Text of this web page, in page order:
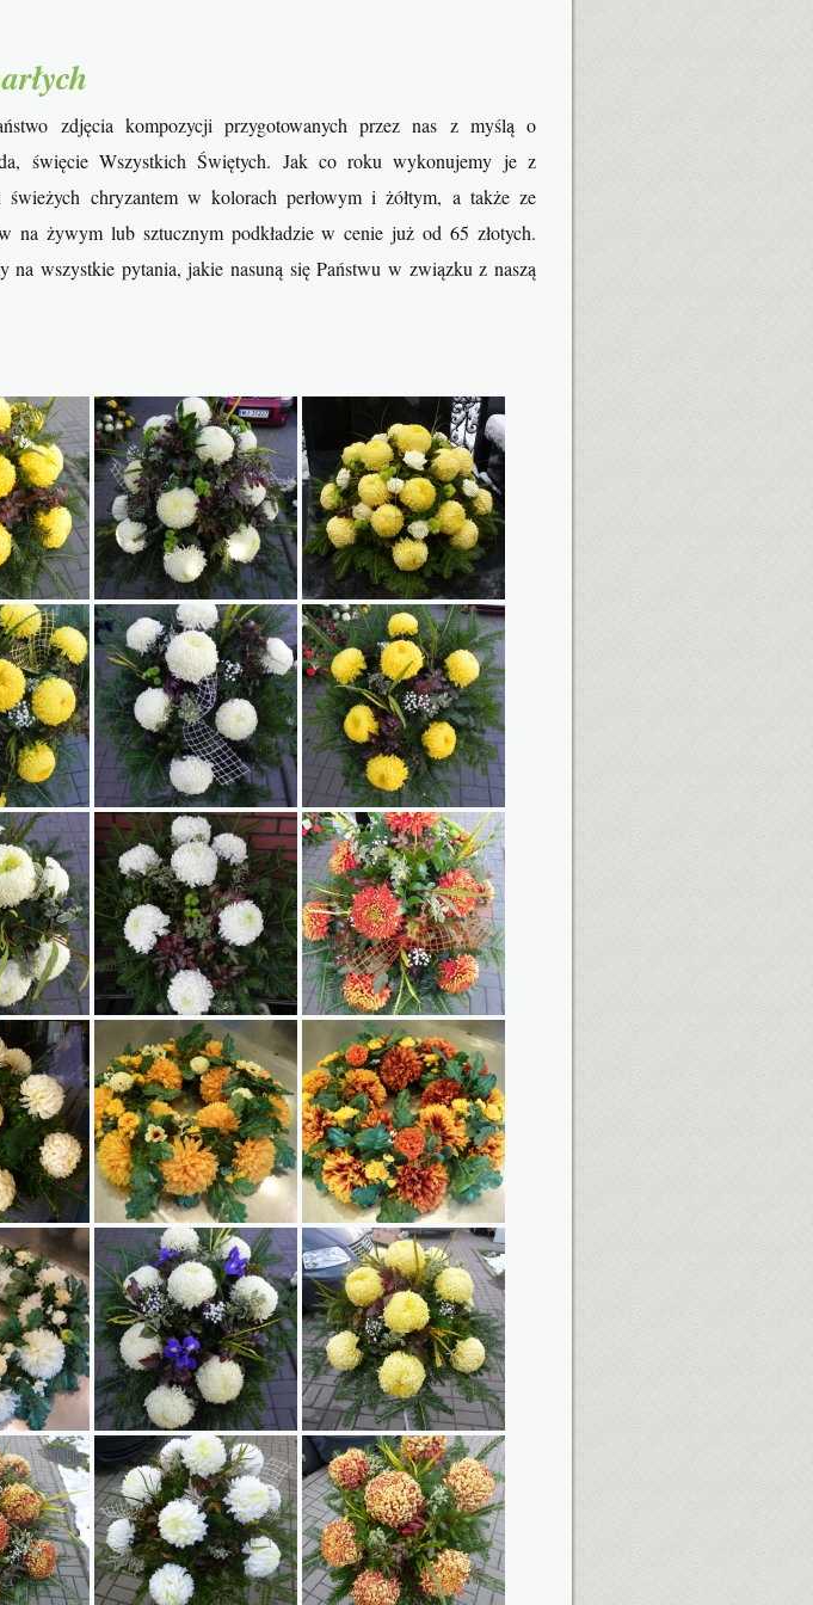
zdjęcia kompozycji przygotowanych przez nas z myślą o
święcie Wszystkich Świętych. Jak co roku wykonujemy je z
świeżych chryzantem w kolorach perłowym i żółtym, a także ze
na żywym lub sztucznym podkładzie w cenie już od 65 złotych.
na wszystkie pytania, jakie nasuną się Państwu w związku z naszą